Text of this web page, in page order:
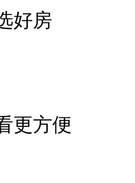
好房
更方便